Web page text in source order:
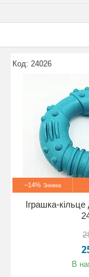
24026
–14%
Іграшка-
В